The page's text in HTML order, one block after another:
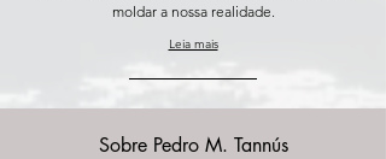
moldar a nossa realidade.
Leia mais
Sobre Pedro M. Tannús